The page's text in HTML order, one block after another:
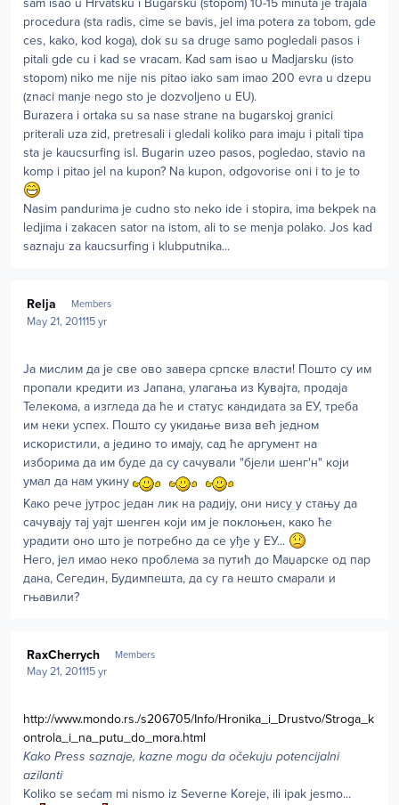
sam isao u Hrvatsku i Bugarsku (stopom) 10-15 minuta je trajala
procedura (sta radis, cime se bavis, jel ima potera za tobom, gde
ces, kako, kod koga), dok su sa druge samo pogledali pasos i
pitali gde cu i kad se vracam. Kad sam isao u Madjarsku (isto
stopom) niko me nije nis pitao iako sam imao 200 evra u dzepu
(znaci manje nego sto je dozvoljeno u EU).
Burazera i ortaka su sa nase strane na bugarskoj granici
priterali uza zid, pretresali i gledali koliko para imaju i pitali tipa
sta je kaucsurfing isl. Bugarin uzeo pasos, pogledao, stavio na
komp i pitao jel na kupon? Na kupon, odgovorise oni i to je to
Nasim pandurima je cudno sto neko ide i stopira, ima bekpek na
ledjima i zakacen sator na istom, ali to se menja polako. Jos kad
saznaju za kaucsurfing i klubputnika...
Relja Members
May 21, 201115 yr
Ја мислим да је све ово завера српске власти! Пошто су им
пропали кредити из Јапана, улагања из Кувајта, продаја
Телекома, а изгледа да ће и статус кандидата за ЕУ, треба
им неки успех. Пошто су укидање виза већ једном
искористили, а једино то имају, сад ће аргумент на
изборима да им буде да су сачували "бјели шенг'н" који
умал да нам укину
Како рече јутрос један лик на радију, они нису у стању да
сачувају тај уајт шенген који им је поклоњен, како ће
урадити оно што је потребно да се уђе у ЕУ...
Него, јел имао неко проблема за путић до Маџарске од пар
дана, Сегедин, Будимпешта, да су га нешто смарали и
гњавили?
RaxCherrych Members
May 21, 201115 yr
http://www.mondo.rs./s206705/Info/Hronika_i_Drustvo/Stroga_k
ontrola_i_na_putu_do_mora.html
Kako Press saznaje, kazne mogu da očekuju potencijalni
azilanti
Koliko se sećam mi nismo iz Severne Koreje, ili ipak jesmo...